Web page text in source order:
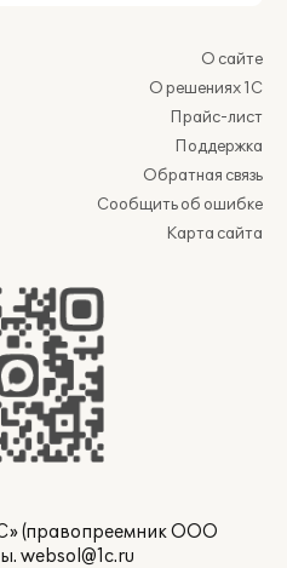
О сайте
О решениях 1С
Прайс-лист
Поддержка
Обратная связь
Сообщить об ошибке
Карта сайта
(правопреемник ООО
websol@1c.ru